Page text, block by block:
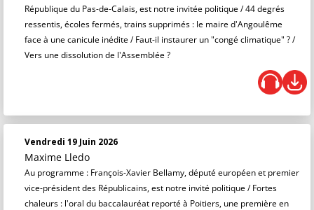
République du Pas-de-Calais, est notre invitée politique / 44 degrés
ressentis, écoles fermés, trains supprimés : le maire d'Angoulême
face à une canicule inédite / Faut-il instaurer un "congé climatique" ? /
Vers une dissolution de l'Assemblée ?
Vendredi 19 Juin 2026
Maxime Lledo
Au programme : François-Xavier Bellamy, député européen et premier
vice-président des Républicains, est notre invité politique / Fortes
chaleurs : l'oral du baccalauréat reporté à Poitiers, une première en